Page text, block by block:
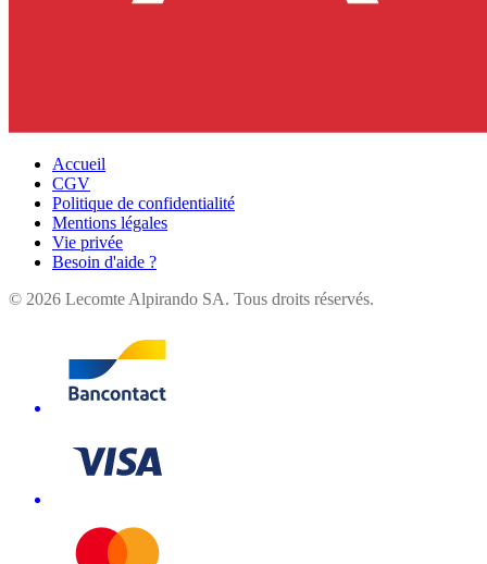
Accueil
CGV
Politique de confidentialité
Mentions légales
Vie privée
Besoin d'aide ?
© 2026 Lecomte Alpirando SA. Tous droits réservés.